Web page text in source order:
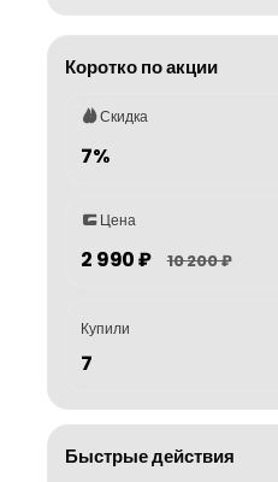
Коротко по акции
Скидка
7%
Цена
2 990 ₽ 10 200 ₽
Купили
7
Быстрые действия